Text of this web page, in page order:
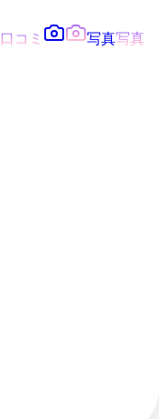
口コミ 写真写真